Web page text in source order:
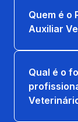
Quem é o
Auxiliar
Qual é o